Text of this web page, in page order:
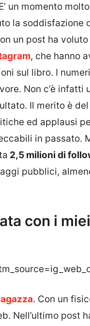
un momento
la soddisfazione
un post ha
, che hanno
sul libro. I
Non c’è infatti
Il merito è del
ed applausi
in passato.
2,5 milioni di
pubblici,
con i
. Con un
Nell’ultimo post